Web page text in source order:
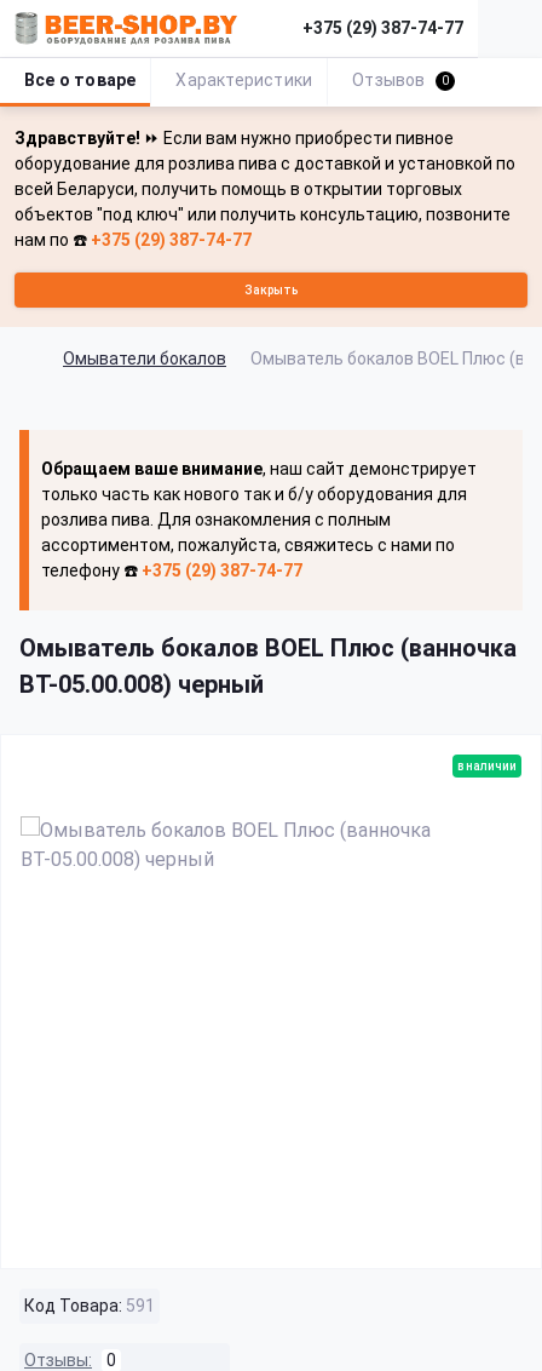
Здравствуйте! ⏩ Если вам нужно приобрести пивное
оборудование для розлива пива с доставкой и установкой по
всей Беларуси, получить помощь в открытии торговых
объектов "под ключ" или получить консультацию, позвоните
нам по ☎️ +375 (29) 387-74-77
Закрыть
+375 (29) 387-74-77
Омыватели бокалов Омыватель бокалов BOEL Плюс
Обращаем ваше внимание, наш сайт демонстрирует
только часть как нового так и б/у оборудования для
розлива пива. Для ознакомления с полным
ассортиментом, пожалуйста, свяжитесь с нами по
телефону ☎️ +375 (29) 387-74-77
Омыватель бокалов BOEL Плюс (ванночка
ВТ-05.00.008) черный
Все о товаре Характеристики Отзывов 0
в наличии
Код Товара: 591
Отзывы: 0